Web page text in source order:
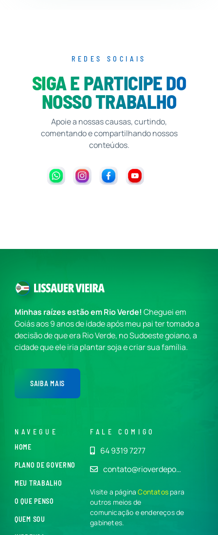
REDES SOCIAIS
SIGA E PARTICIPE DO
NOSSO TRABALHO
Apoie a nossas causas, curtindo,
comentando e compartilhando nossos
conteúdos.
Minhas raízes estão em Rio Verde! Cheguei em
Goiás aos 9 anos de idade após meu pai ter tomado a
decisão de que era Rio Verde, no Sudoeste goiano, a
cidade que ele iria plantar soja e criar sua família.
SAIBA MAIS
NAVEGUE
HOME
PLANO DE GOVERNO
MEU TRABALHO
O QUE PENSO
QUEM SOU
FALE COMIGO
64 9319 7277
contato@rioverdepo…
Visite a páginaContatos para
outros meios de
comunicação e endereços de
gabinetes.